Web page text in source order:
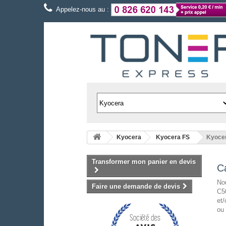
Appelez-nous au :
Kyocera Kyocera FS
Transformer mon panier en devis
Faire une demande de devis
et/
ou